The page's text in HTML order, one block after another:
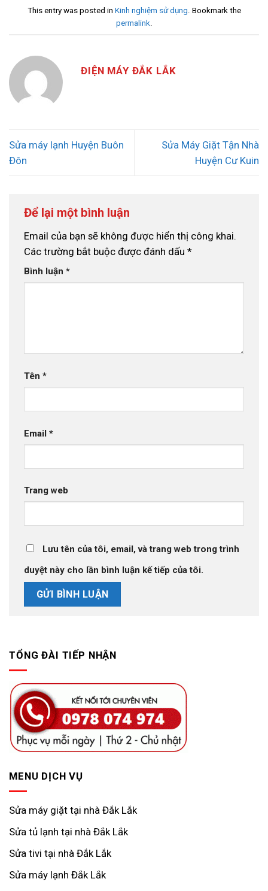
This entry was posted in Kinh nghiệm sử dụng. Bookmark the
permalink.
ĐIỆN MÁY ĐẮK LẮK
Sửa máy lạnh Huyện Buôn
Đôn
Sửa Máy Giặt Tận Nhà
Huyện Cư Kuin
Để lại một bình luận
Email của bạn sẽ không được hiển thị công khai.
Các trường bắt buộc được đánh dấu *
Bình luận *
Tên *
Email *
Trang web
Lưu tên của tôi, email, và trang web trong trình
duyệt này cho lần bình luận kế tiếp của tôi.
TỔNG ĐÀI TIẾP NHẬN
MENU DỊCH VỤ
Sửa máy giặt tại nhà Đắk Lắk
Sửa tủ lạnh tại nhà Đắk Lắk
Sửa tivi tại nhà Đắk Lắk
Sửa máy lạnh Đắk Lắk